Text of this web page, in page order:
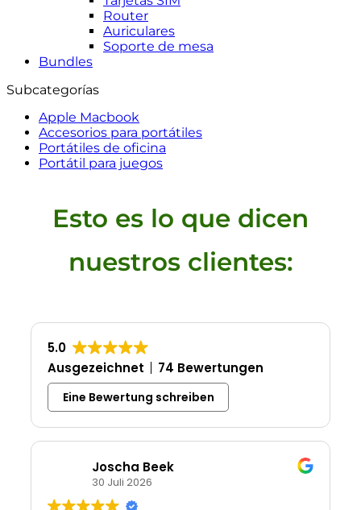
Router
Auriculares
Soporte de mesa
Bundles
Subcategorías
Apple Macbook
Accesorios para portátiles
Portátiles de oficina
Portátil para juegos
Esto es lo que dicen
nuestros clientes:
5.0
Ausgezeichnet
74 Bewertungen
Eine Bewertung schreiben
Joscha Beek
30 Juli 2026